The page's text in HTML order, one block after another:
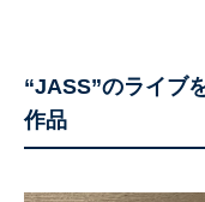
“JASS”のライブ
作品